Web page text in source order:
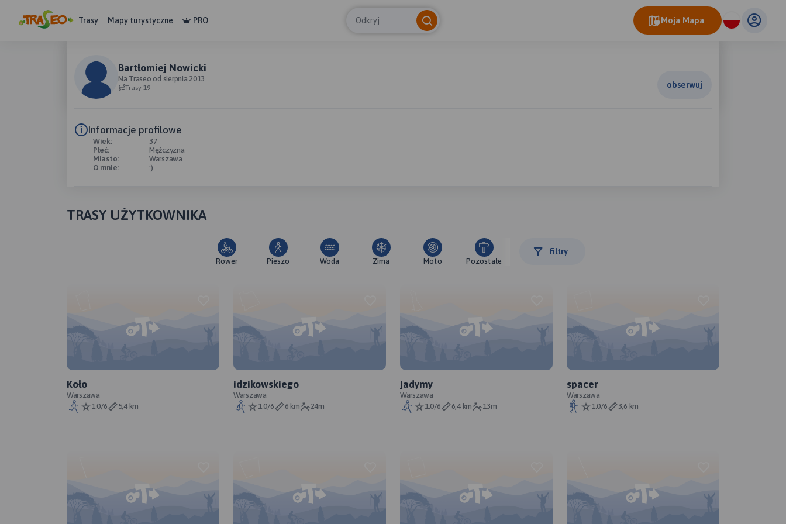
Trasy Mapy turystyczne PRO Odkryj Moja Mapa
Bartłomiej Nowicki
Na Traseo od sierpnia 2013
Trasy 19 obserwuj
Informacje profilowe
Wiek:
37
Płeć:
Mężczyzna
Miasto:
Warszawa
O mnie:
:)
TRASY UŻYTKOWNIKA
Rower Pieszo Woda Zima Moto Pozostałe
filtry
Koło
Warszawa
1.0/6
5,4 km
idzikowskiego
Warszawa
1.0/6
6 km 24m
jadymy
Warszawa
1.0/6
6,4 km 13m
spacer
Warszawa
1.0/6
3,6 km